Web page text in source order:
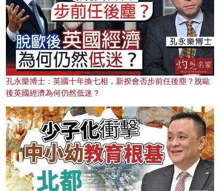
孔永樂博士：英國十年換七相，新揆會否步前任後塵？脫歐
後英國經濟為何仍然低迷？